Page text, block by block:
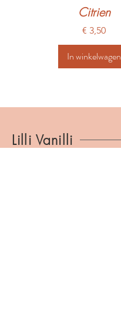
Citrien
Prijs
€ 3,50
In winkelwagen
Lilli Vanilli